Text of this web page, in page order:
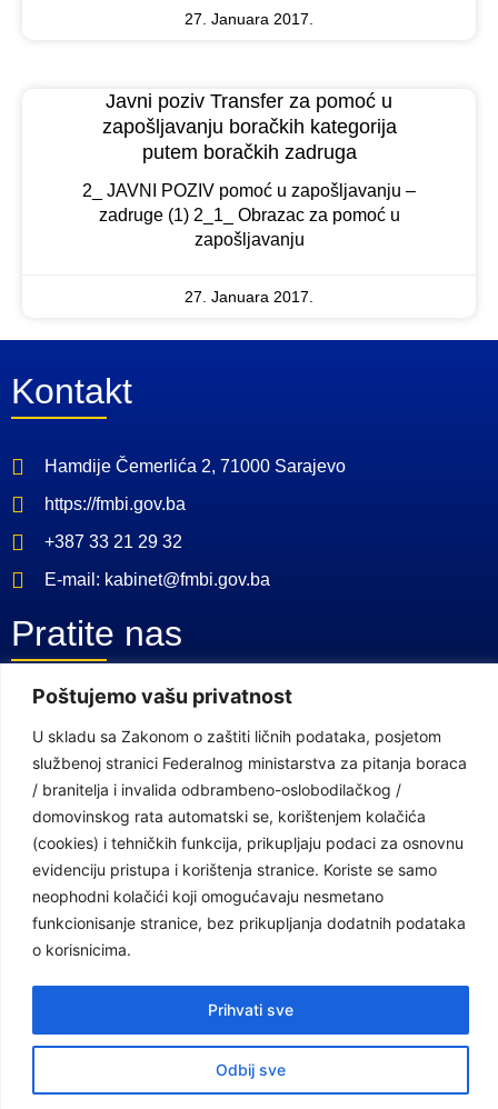
Poštujemo vašu privatnost
U skladu sa Zakonom o zaštiti ličnih podataka, posjetom
službenoj stranici Federalnog ministarstva za pitanja boraca
/ branitelja i invalida odbrambeno-oslobodilačkog /
domovinskog rata automatski se, korištenjem kolačića
(cookies) i tehničkih funkcija, prikupljaju podaci za osnovnu
evidenciju pristupa i korištenja stranice. Koriste se samo
neophodni kolačići koji omogućavaju nesmetano
funkcionisanje stranice, bez prikupljanja dodatnih podataka
o korisnicima.
Odbij sve
Prihvati sve
27. Januara 2017.
Javni poziv Transfer za pomoć u
zapošljavanju boračkih kategorija
putem boračkih zadruga
2_ JAVNI POZIV pomoć u zapošljavanju –
zadruge (1) 2_1_ Obrazac za pomoć u
zapošljavanju
27. Januara 2017.
Kontakt
Hamdije Čemerlića 2, 71000 Sarajevo
https://fmbi.gov.ba
+387 33 21 29 32
E-mail: kabinet@fmbi.gov.ba
Pratite nas
Facebook Stranica
Youtube Kanal
Linkovi
Vlada Federacije Bosne i Hercegovine
Federalno ministarstvo finansija
Federalni zavod za penzijsko i invalidsko osiguranje
Federalno ministarstvo rada i socijalne politike
odbrambeno-oslobodilačkog / domovinskog rata